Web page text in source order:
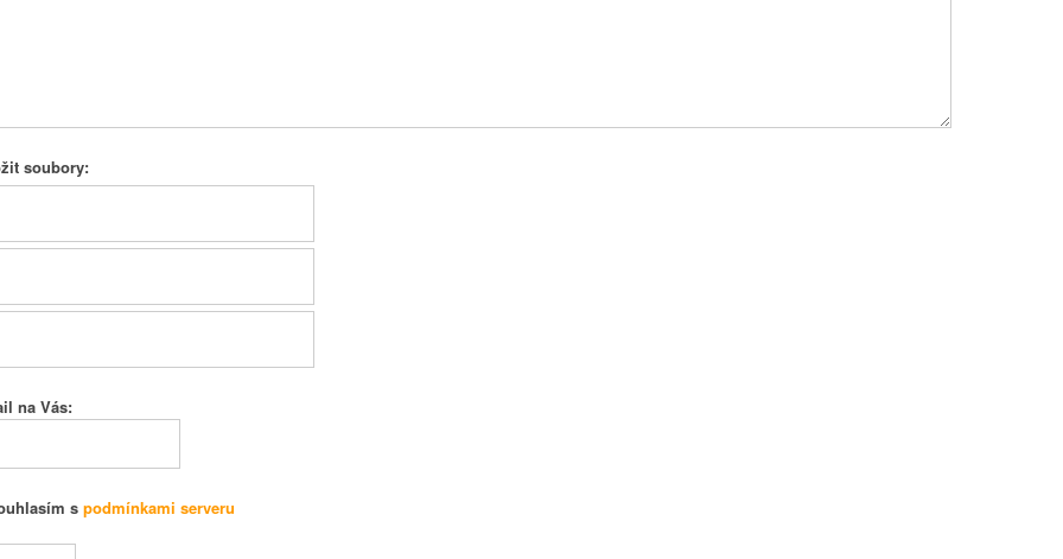
soubory:
na Vás:
s podmínkami serveru